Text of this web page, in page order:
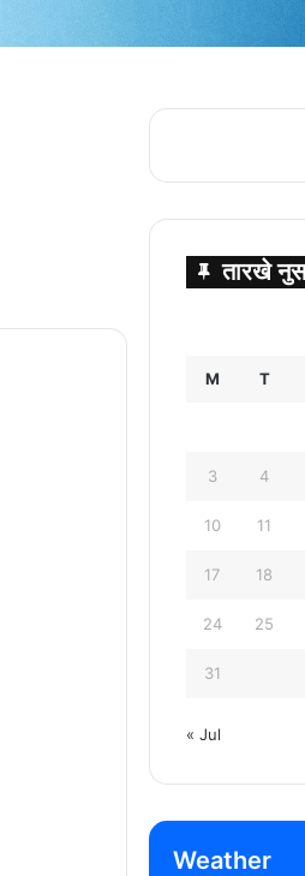
तारखे
M T
3 4
10 11
17 18
24 25
31
« Jul
Weather